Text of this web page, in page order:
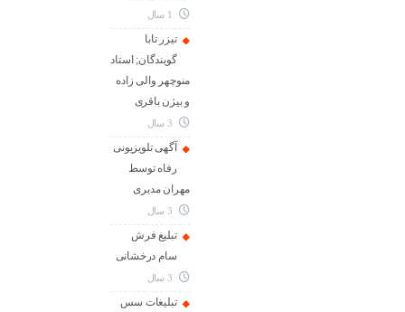
تیزر تابا
گویندگان; استاد
منوچهر والی زاده
و بیژن باقری
آگهی تلویزیونی
رفاه توسط
مهران مدیری
تبلیغ فرش
سام درخشانی
تبلیغات سس